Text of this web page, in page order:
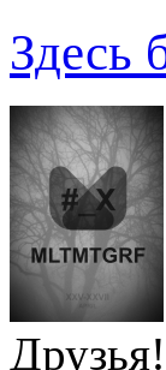
Здесь